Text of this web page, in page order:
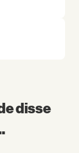
disse